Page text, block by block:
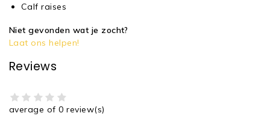
Calf raises
Niet gevonden wat je zocht?
Laat ons helpen!
Reviews
average of 0 review(s)